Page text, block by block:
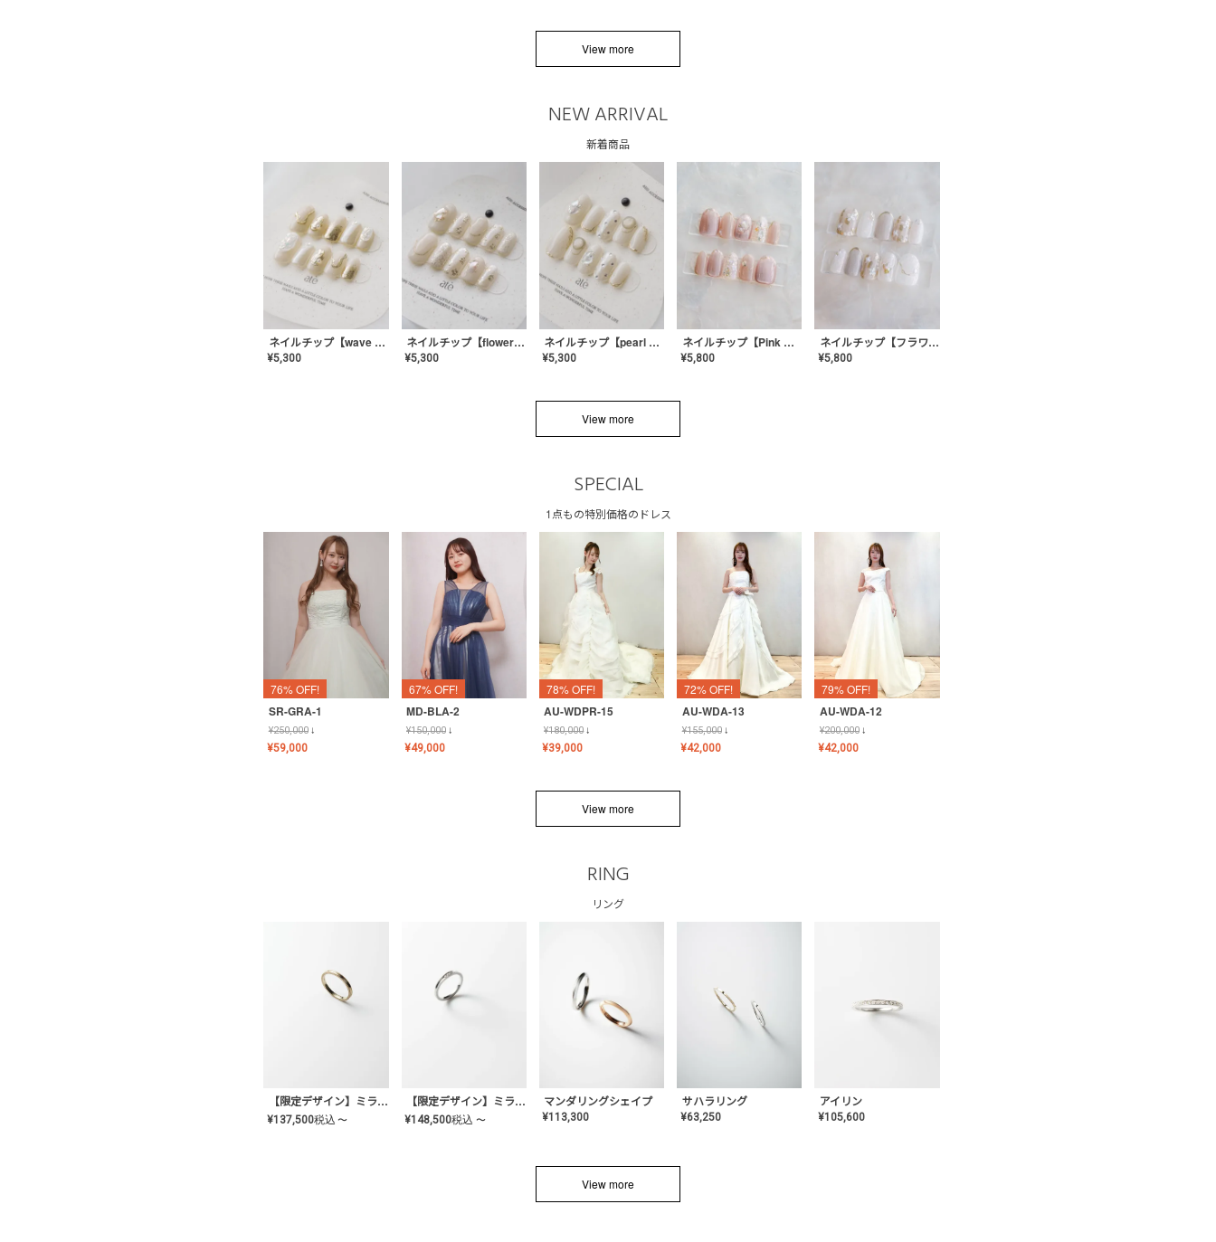
View more
NEW ARRIVAL
新着商品
ネイルチップ【wave mirror】AE-CONA-04
¥5,300
ネイルチップ【flower shell】AE-CONA-03
¥5,300
ネイルチップ【pearl bijou】AE-CONA-02
¥5,300
ネイルチップ【Pink Glow Nail】MK-CONA-04
¥5,800
ネイルチップ【フラワーシフォンネイル】MK-CONA-03
¥5,800
View more
SPECIAL
1点もの特別価格のドレス
76% OFF!
SR-GRA-1
¥250,000↓
¥59,000
67% OFF!
MD-BLA-2
¥150,000↓
¥49,000
78% OFF!
AU-WDPR-15
¥180,000↓
¥39,000
72% OFF!
AU-WDA-13
¥155,000↓
¥42,000
79% OFF!
AU-WDA-12
¥200,000↓
¥42,000
View more
RING
リング
【限定デザイン】ミライ(mill-ai)リング
¥137,500税込 〜
【限定デザイン】ミライ(mill-ai)リング
¥148,500税込 〜
マンダリングシェイプ
¥113,300
サハラリング
¥63,250
アイリン
¥105,600
View more